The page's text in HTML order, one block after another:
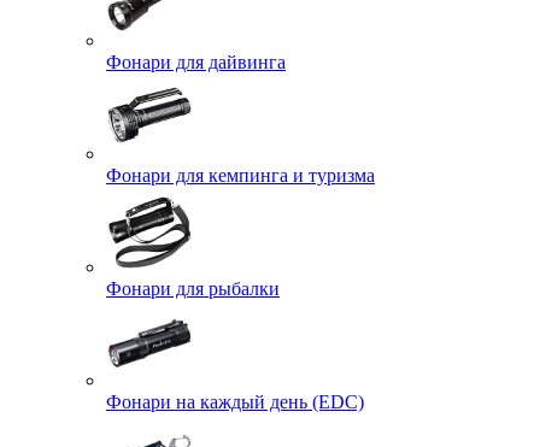
Фонари для дайвинга
Фонари для кемпинга и туризма
Фонари для рыбалки
Фонари на каждый день (EDC)